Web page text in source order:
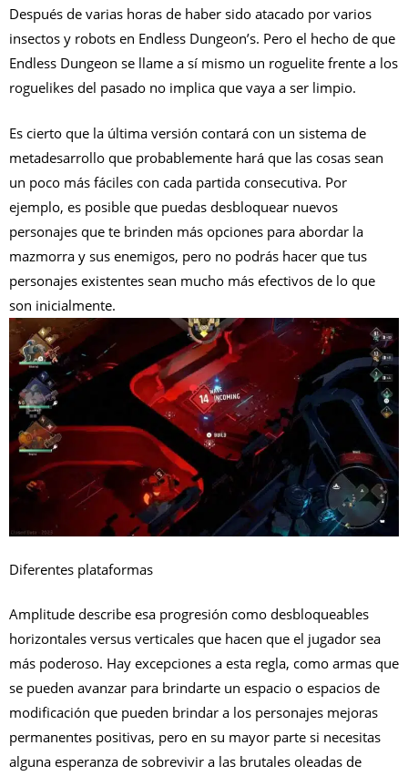
Después de varias horas de haber sido atacado por varios
insectos y robots en Endless Dungeon’s. Pero el hecho de que
Endless Dungeon se llame a sí mismo un roguelite frente a los
roguelikes del pasado no implica que vaya a ser limpio.
Es cierto que la última versión contará con un sistema de
metadesarrollo que probablemente hará que las cosas sean
un poco más fáciles con cada partida consecutiva. Por
ejemplo, es posible que puedas desbloquear nuevos
personajes que te brinden más opciones para abordar la
mazmorra y sus enemigos, pero no podrás hacer que tus
personajes existentes sean mucho más efectivos de lo que
son inicialmente.
Diferentes plataformas
Amplitude describe esa progresión como desbloqueables
horizontales versus verticales que hacen que el jugador sea
más poderoso. Hay excepciones a esta regla, como armas que
se pueden avanzar para brindarte un espacio o espacios de
modificación que pueden brindar a los personajes mejoras
permanentes positivas, pero en su mayor parte si necesitas
alguna esperanza de sobrevivir a las brutales oleadas de